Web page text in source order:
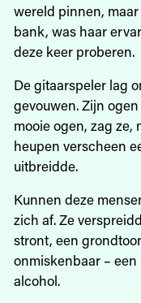
wereld pinnen,
bank, was haar
deze keer proberen.
De gitaarspeler lag
gevouwen. Zijn
mooie ogen, zag ze,
heupen verscheen
uitbreidde.
Kunnen deze
zich af. Ze
stront, een
onmiskenbaar –
alcohol.